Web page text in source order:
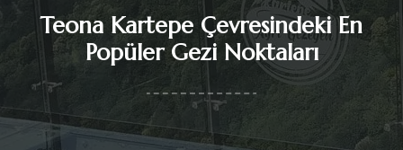
Teona Kartepe Çevresindeki En
Popüler Gezi Noktaları